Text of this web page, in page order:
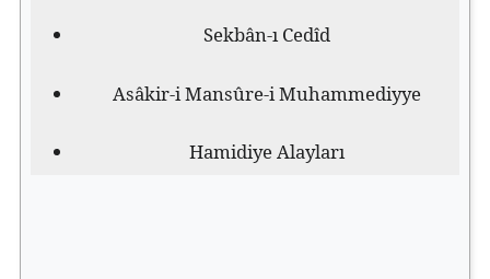
Sekbân-ı Cedîd
Asâkir-i Mansûre-i Muhammediyye
Hamidiye Alayları